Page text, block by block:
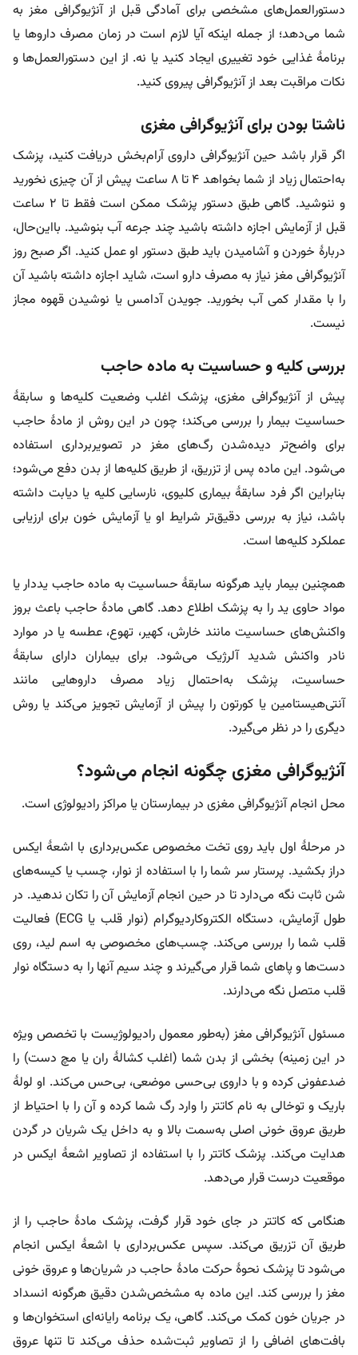
دستورالعمل‌های مشخصی برای آمادگی قبل از آنژیوگرافی مغز به
شما می‌دهد؛ از جمله اینکه آیا لازم است در زمان مصرف داروها یا
برنامۀ غذایی خود تغییری ایجاد کنید یا نه. از این دستورالعمل‌ها و
نکات مراقبت بعد از آنژیوگرافی پیروی کنید.
ناشتا بودن برای آنژیوگرافی مغزی
اگر قرار باشد حین آنژیوگرافی داروی آرام‌بخش دریافت کنید، پزشک
به‌احتمال زیاد از شما بخواهد ۴ تا ۸ ساعت پیش از آن چیزی نخورید
و ننوشید. گاهی طبق دستور پزشک ممکن است فقط تا ۲ ساعت
قبل از آزمایش اجازه داشته باشید چند جرعه آب بنوشید. بااین‌حال،
دربارۀ خوردن و آشامیدن باید طبق دستور او عمل کنید. اگر صبح روز
آنژیوگرافی مغز نیاز به مصرف دارو است، شاید اجازه داشته باشید آن
را با مقدار کمی آب بخورید. جویدن آدامس یا نوشیدن قهوه مجاز
نیست.
بررسی کلیه و حساسیت به ماده حاجب
پیش از آنژیوگرافی مغزی، پزشک اغلب وضعیت کلیه‌ها و سابقۀ
حساسیت بیمار را بررسی می‌کند؛ چون در این روش از مادۀ حاجب
برای واضح‌تر دیده‌شدن رگ‌های مغز در تصویربرداری استفاده
می‌شود. این ماده پس از تزریق، از طریق کلیه‌ها از بدن دفع می‌شود؛
بنابراین اگر فرد سابقۀ بیماری کلیوی، نارسایی کلیه یا دیابت داشته
باشد، نیاز به بررسی دقیق‌تر شرایط او یا آزمایش خون برای ارزیابی
عملکرد کلیه‌ها است.
همچنین بیمار باید هرگونه سابقۀ حساسیت به ماده حاجب یددار یا
مواد حاوی ید را به پزشک اطلاع دهد. گاهی مادۀ حاجب باعث بروز
واکنش‌های حساسیت مانند خارش، کهیر، تهوع، عطسه یا در موارد
نادر واکنش شدید آلرژیک می‌شود. برای بیماران دارای سابقۀ
حساسیت، پزشک به‌احتمال زیاد مصرف داروهایی مانند
آنتی‌هیستامین یا کورتون را پیش از آزمایش تجویز می‌کند یا روش
دیگری را در نظر می‌گیرد.
آنژیوگرافی مغزی چگونه انجام می‌شود؟
محل انجام آنژیوگرافی مغزی در بیمارستان یا مراکز رادیولوژی است.
در مرحلۀ اول باید روی تخت مخصوص عکس‌برداری با اشعۀ ایکس
دراز بکشید. پرستار سر شما را با استفاده از نوار، چسب یا کیسه‌های
شن ثابت نگه می‌دارد تا در حین انجام آزمایش آن را تکان ندهید. در
طول آزمایش، دستگاه الکتروکاردیوگرام (نوار قلب یا ECG) فعالیت
قلب شما را بررسی می‌کند. چسب‌های مخصوصی به اسم لید، روی
دست‌ها و پاهای شما قرار می‌گیرند و چند سیم آنها را به دستگاه نوار
قلب متصل نگه می‌دارند.
مسئول آنژیوگرافی مغز (به‌طور معمول رادیولوژیست با تخصص ویژه
در این زمینه) بخشی از بدن شما (اغلب کشالۀ ران یا مچ دست) را
ضدعفونی کرده و با داروی بی‌حسی موضعی، بی‌حس می‌کند. او لولۀ
باریک و توخالی به نام کاتتر را وارد رگ شما کرده و آن را با احتیاط از
طریق عروق خونی اصلی به‌سمت بالا و به داخل یک شریان در گردن
هدایت می‌کند. پزشک کاتتر را با استفاده از تصاویر اشعۀ ایکس در
موقعیت درست قرار می‌دهد.
هنگامی که کاتتر در جای خود قرار گرفت، پزشک مادۀ حاجب را از
طریق آن تزریق می‌‌کند. سپس عکس‌برداری با اشعۀ ایکس انجام
می‌شود تا پزشک نحوۀ حرکت مادۀ حاجب در شریان‌ها و عروق خونی
مغز را بررسی کند. این ماده به مشخص‌شدن دقیق هرگونه انسداد
در جریان خون کمک می‌کند. گاهی، یک برنامه رایانه‌ای استخوان‌ها و
بافت‌های اضافی را از تصاویر ثبت‌شده حذف می‌کند تا تنها عروق